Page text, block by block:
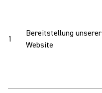
1
Bereitstellung unserer
Website